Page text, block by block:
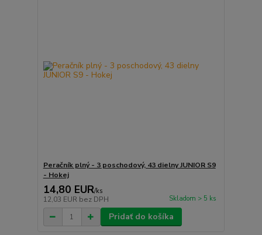
Peračník plný - 3 poschodový, 43 dielny JUNIOR S9
- Hokej
14,80 EUR/ks
12,03 EUR bez DPH Skladom > 5 ks
Pridať do košíka